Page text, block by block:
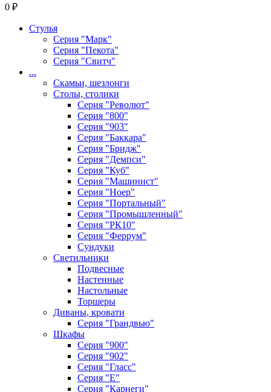
0 ₽
Стулья
Серия "Марк"
Серия "Пекота"
Серия "Свитч"
...
Скамьи, шезлонги
Столы, столики
Серия "Револют"
Серия "800"
Серия "903"
Серия "Баккара"
Серия "Бридж"
Серия "Демпси"
Серия "Куб"
Серия "Машинист"
Серия "Ноер"
Серия "Портальный"
Серия "Промышленный"
Серия "РК10"
Серия "Феррум"
Сундуки
Светильники
Подвесные
Настенные
Настольные
Торшеры
Диваны, кровати
Серия "Грандвью"
Шкафы
Серия "900"
Серия "902"
Серия "Гласс"
Серия "Е"
Серия "Карнеги"